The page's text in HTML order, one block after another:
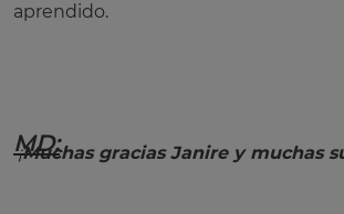
aprendido.
MD:
¡Muchas gracias Janire y muchas